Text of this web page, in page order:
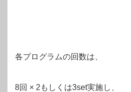
各プログラムの回数は、
8回 × 2もしくは3set実施し、